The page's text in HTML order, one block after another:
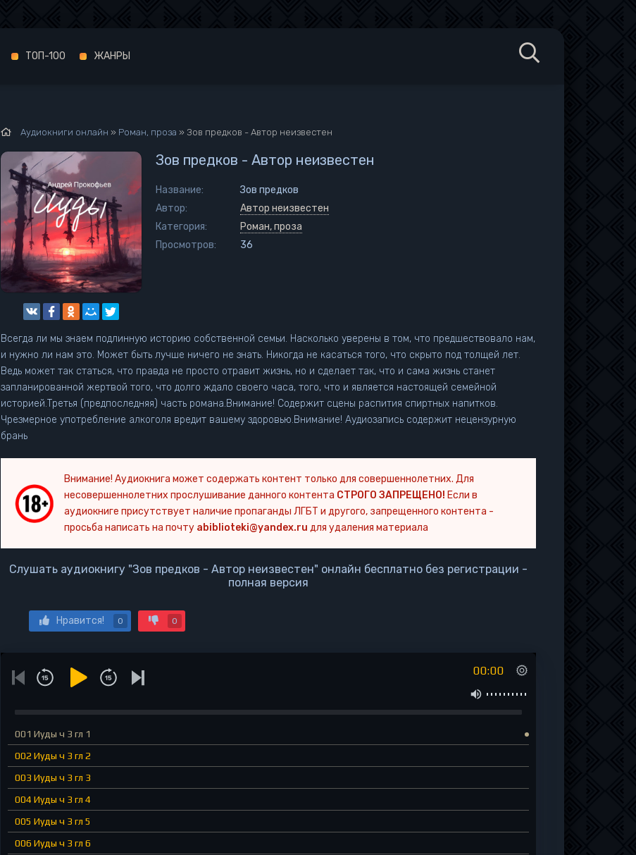
Аудиокниги онлайн » Роман, проза » Зов предков - Автор неизвестен
Зов предков - Автор неизвестен
Название:
Зов предков
Автор:
Автор неизвестен
Категория:
Роман, проза
Просмотров:
36
Всегда ли мы знаем подлинную историю собственной семьи. Насколько уверены в том, что предшествовало нам,
и нужно ли нам это. Может быть лучше ничего не знать. Никогда не касаться того, что скрыто под толщей лет.
Ведь может так статься, что правда не просто отравит жизнь, но и сделает так, что и сама жизнь станет
запланированной жертвой того, что долго ждало своего часа, того, что и является настоящей семейной
историей.Третья (предпоследняя) часть романа.Внимание! Содержит сцены распития спиртных напитков.
Чрезмерное употребление алкоголя вредит вашему здоровью.Внимание! Аудиозапись содержит нецензурную
брань
Внимание! Аудиокнига может содержать контент только для совершеннолетних. Для
несовершеннолетних прослушивание данного контента СТРОГО ЗАПРЕЩЕНО! Если в
аудиокниге присутствует наличие пропаганды ЛГБТ и другого, запрещенного контента -
просьба написать на почту abiblioteki@yandex.ru для удаления материала
Слушать аудиокнигу "Зов предков - Автор неизвестен" онлайн бесплатно без регистрации -
полная версия
Нравится! 0 0
00:00
001 Иуды ч 3 гл 1
002 Иуды ч 3 гл 2
003 Иуды ч 3 гл 3
004 Иуды ч 3 гл 4
005 Иуды ч 3 гл 5
006 Иуды ч 3 гл 6
ТОП-100 ЖАНРЫ